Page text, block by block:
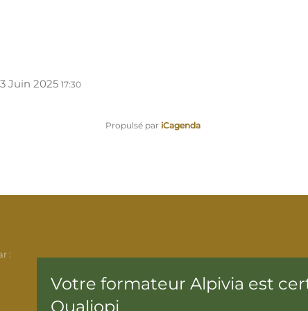
Juin 2025 17:30
Propulsé par iCagenda
:
Votre formateur Alpivia est
Qualiopi